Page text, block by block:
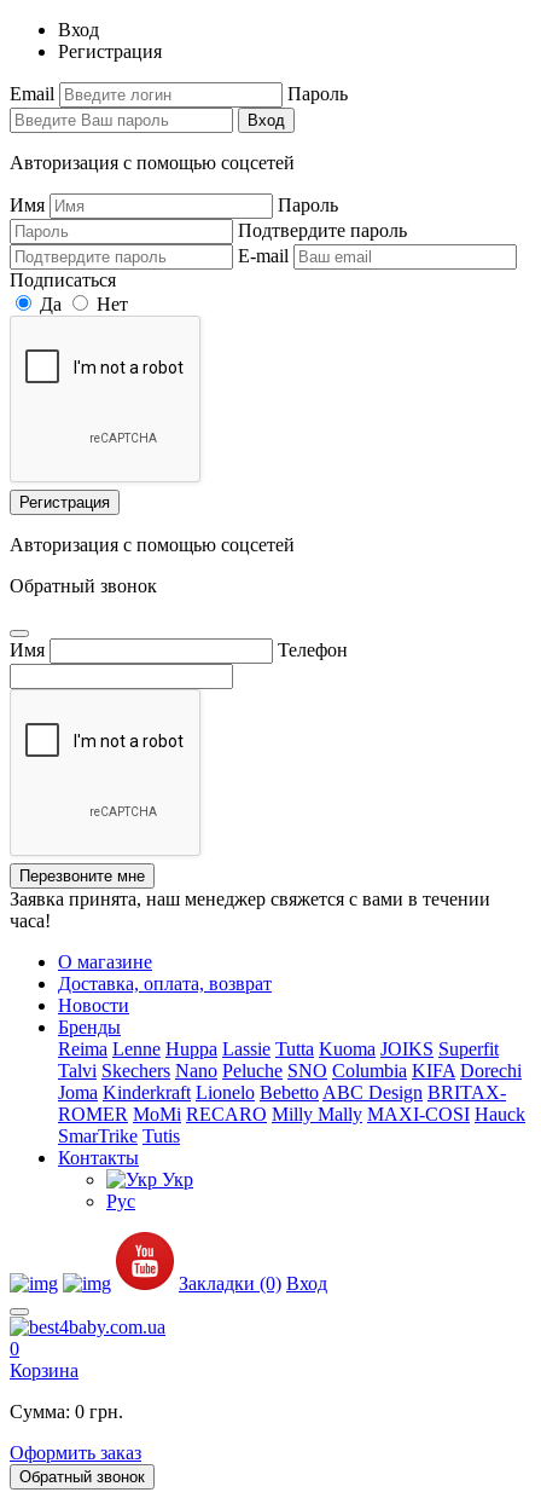
Вход
Регистрация
Email Пароль
Вход
Авторизация с помощью соцсетей
Имя
Пароль
Подтвердите пароль
E-mail
Подписаться
Да
Нет
Регистрация
Авторизация с помощью соцсетей
Обратный звонок
Имя Телефон
Перезвоните мне
Заявка принята, наш менеджер свяжется с вами в течении
часа!
О магазине
Доставка, оплата, возврат
Новости
Бренды
Reima Lenne Huppa Lassie Tutta Kuoma JOIKS Superfit
Talvi Skechers Nano Peluche SNO Columbia KIFA Dorechi
Joma Kinderkraft Lionelo Bebetto ABC Design BRITAX-
ROMER MoMi RECARO Milly Mally MAXI-COSI Hauck
SmarTrike Tutis
Контакты
Укр
Рус
Закладки (0) Вход
0
Корзина
Сумма: 0 грн.
Оформить заказ
Обратный звонок